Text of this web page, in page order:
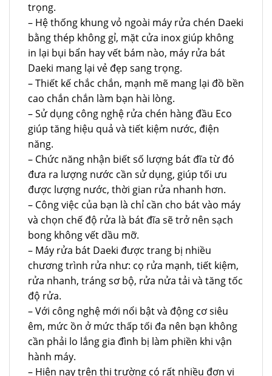
trọng.
– Hệ thống khung vỏ ngoài máy rửa chén Daeki
bằng thép không gỉ, mặt cửa inox giúp không
in lại bụi bẩn hay vết bám nào, máy rửa bát
Daeki mang lại vẻ đẹp sang trọng.
– Thiết kế chắc chắn, mạnh mẽ mang lại đồ bền
cao chắn chắn làm bạn hài lòng.
– Sử dụng công nghệ rửa chén hàng đầu Eco
giúp tăng hiệu quả và tiết kiệm nước, điện
năng.
– Chức năng nhận biết số lượng bát đĩa từ đó
đưa ra lượng nước cần sử dụng, giúp tối ưu
được lượng nước, thời gian rửa nhanh hơn.
– Công việc của bạn là chỉ cần cho bát vào máy
và chọn chế độ rửa là bát đĩa sẽ trở nên sạch
bong không vết dầu mỡ.
– Máy rửa bát Daeki được trang bị nhiều
chương trình rửa như: cọ rửa mạnh, tiết kiệm,
rửa nhanh, tráng sơ bộ, rửa nửa tải và tăng tốc
độ rửa.
– Với công nghệ mới nổi bật và động cơ siêu
êm, mức ồn ở mức thấp tối đa nên bạn không
cần phải lo lắng gia đình bị làm phiền khi vận
hành máy.
– Hiện nay trên thị trường có rất nhiều đơn vị